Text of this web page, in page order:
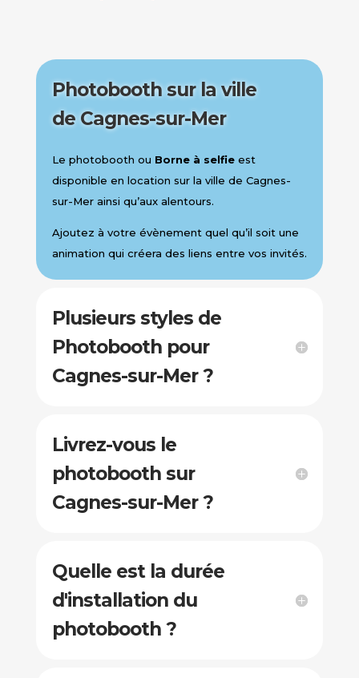
Photobooth sur la ville
de Cagnes-sur-Mer
Le photobooth ou Borne à selfieest
disponible en location sur la ville de Cagnes-
sur-Mer ainsi qu’aux alentours.
Ajoutez à votre évènement quel qu’il soit une
animation qui créera des liens entre vos invités.
Plusieurs styles de
Photobooth pour
Cagnes-sur-Mer ?
Livrez-vous le
photobooth sur
Cagnes-sur-Mer ?
Quelle est la durée
d'installation du
photobooth ?